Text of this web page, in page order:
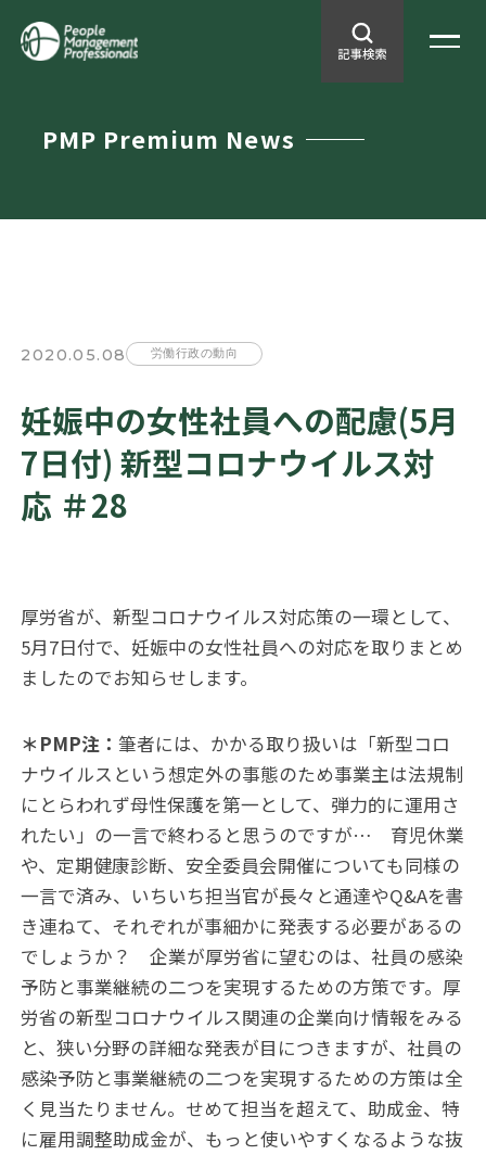
PMP Premium News
2020.05.08 労働行政の動向
妊娠中の女性社員への配慮(5月
7日付) 新型コロナウイルス対
応 ＃28
厚労省が、新型コロナウイルス対応策の一環として、
5月7日付で、妊娠中の女性社員への対応を取りまとめ
ましたのでお知らせします。
＊PMP注：筆者には、かかる取り扱いは 「新型コロ
ナウイルスという想定外の事態のため事業主は法規制
にとらわれず母性保護を第一として、弾力的に運用さ
れたい」 の一言で終わると思うのですが… 育児休業
や、定期健康診断、安全委員会開催についても同様の
一言で済み、いちいち担当官が長々と通達やQ&Aを書
き連ねて、それぞれが事細かに発表する必要があるの
でしょうか？ 企業が厚労省に望むのは、社員の感染
予防と事業継続の二つを実現するための方策です。厚
労省の新型コロナウイルス関連の企業向け情報をみる
と、狭い分野の詳細な発表が目につきますが、社員の
感染予防と事業継続の二つを実現するための方策は全
く見当たりません。せめて担当を超えて、助成金、特
に雇用調整助成金が、もっと使いやすくなるような抜